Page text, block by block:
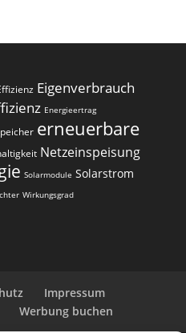
Eigenverbrauch
Energieertrag
erneuerbare
Netzeinspeisung
Solarmodule Solarstrom
Wirkungsgrad
Impressum
Werbung buchen